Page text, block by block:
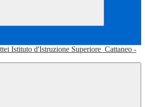
Istituto d'Istruzione Superiore Cattaneo -